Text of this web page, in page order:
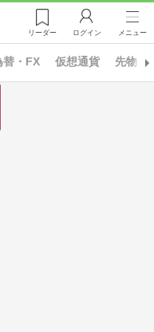
リーダー ログイン メニュー
替・FX 仮想通貨 先物・